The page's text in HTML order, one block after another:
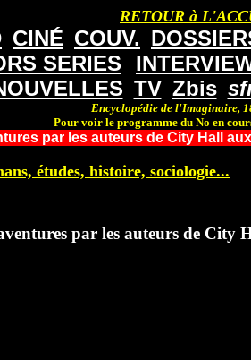
RETOUR à
CINÉ COUV.
SERIES
TV Zbis
Encyclopédie de l'Imaginaire,
Pour voir le programme du No en
par les auteurs de City Hall
études, histoire, sociologie...
par les auteurs de City